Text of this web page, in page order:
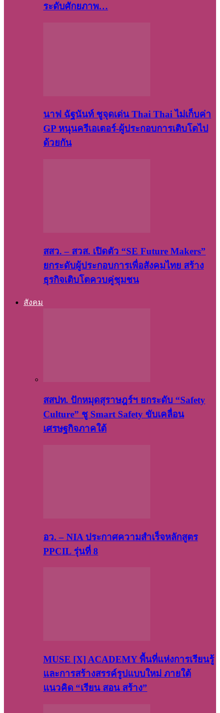
ระดับศักยภาพ…
นาฟ ฉัฐนันท์ ชูจุดเด่น Thai Thai ไม่เก็บค่า
GP หนุนครีเอเตอร์-ผู้ประกอบการเติบโตไป
ด้วยกัน
สสว. – สวส. เปิดตัว “SE Future Makers”
ยกระดับผู้ประกอบการเพื่อสังคมไทย สร้าง
ธุรกิจเติบโตควบคู่ชุมชน
สังคม
สสปท. ปักหมุดสุราษฎร์ฯ ยกระดับ “Safety
Culture” ชู Smart Safety ขับเคลื่อน
เศรษฐกิจภาคใต้
อว. – NIA ประกาศความสำเร็จหลักสูตร
PPCIL รุ่นที่ 8
MUSE [X] ACADEMY พื้นที่แห่งการเรียนรู้
และการสร้างสรรค์รูปแบบใหม่ ภายใต้
แนวคิด “เรียน สอน สร้าง”